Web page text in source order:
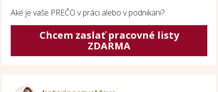
Aké je vaše PREČO v práci alebo v podnikaní?
Chcem zaslať pracovné listy
ZDARMA